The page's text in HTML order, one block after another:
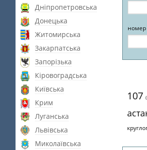
Дніпропетровська
Донецька
Житомирська
Закарпатська
Запорізька
Кіровоградська
Київська
Крим
Луганська
Львівська
Миколаївська
номер
107